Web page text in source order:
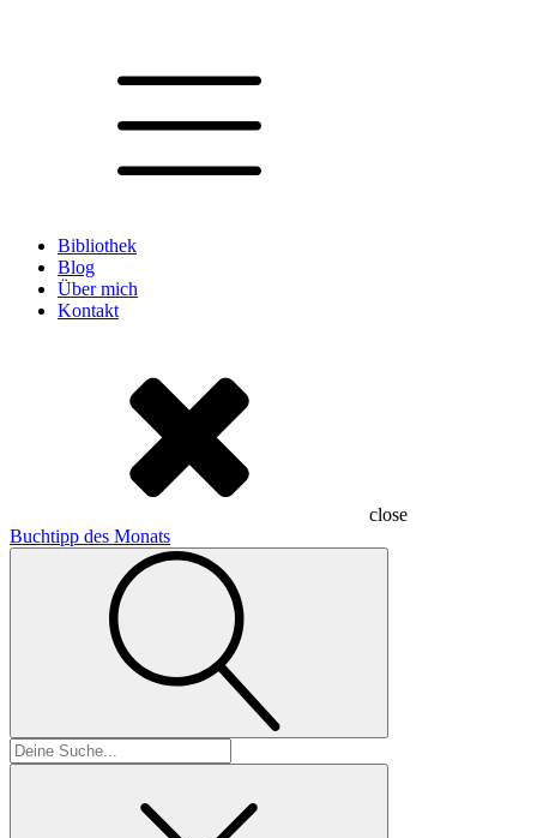
Bibliothek
Blog
Über mich
Kontakt
close
Buchtipp des Monats
Suchen
nach: